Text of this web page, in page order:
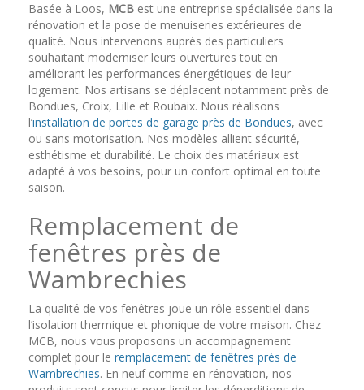
Basée à Loos, MCB est une entreprise spécialisée dans la
rénovation et la pose de menuiseries extérieures de
qualité. Nous intervenons auprès des particuliers
souhaitant moderniser leurs ouvertures tout en
améliorant les performances énergétiques de leur
logement. Nos artisans se déplacent notamment près de
Bondues, Croix, Lille et Roubaix. Nous réalisons
l’installation de portes de garage près de Bondues, avec
ou sans motorisation. Nos modèles allient sécurité,
esthétisme et durabilité. Le choix des matériaux est
adapté à vos besoins, pour un confort optimal en toute
saison.
Remplacement de
fenêtres près de
Wambrechies
La qualité de vos fenêtres joue un rôle essentiel dans
l’isolation thermique et phonique de votre maison. Chez
MCB, nous vous proposons un accompagnement
complet pour le remplacement de fenêtres près de
Wambrechies. En neuf comme en rénovation, nos